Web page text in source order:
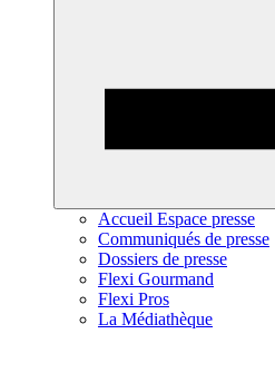
Accueil Espace presse
Communiqués de presse
Dossiers de presse
Flexi Gourmand
Flexi Pros
La Médiathèque